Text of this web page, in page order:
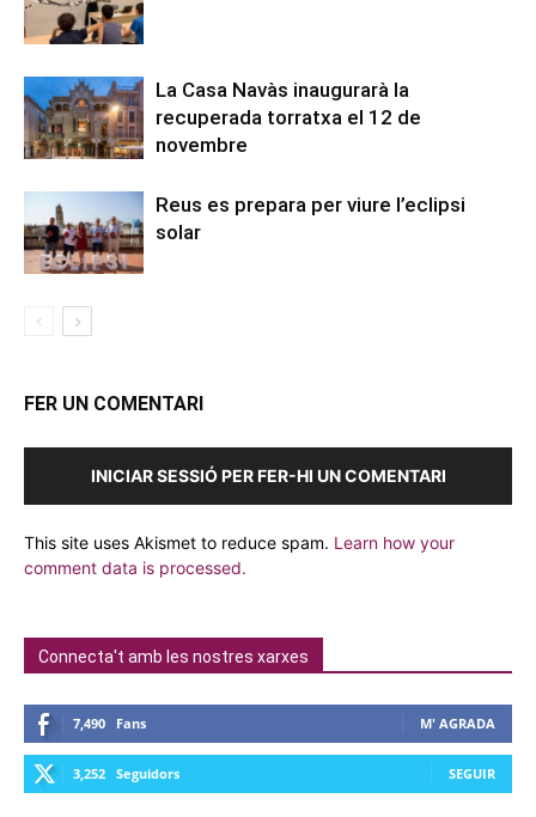
La Casa Navàs inaugurarà la
recuperada torratxa el 12 de
novembre
Reus es prepara per viure l’eclipsi
solar
FER UN COMENTARI
INICIAR SESSIÓ PER FER-HI UN COMENTARI
This site uses Akismet to reduce spam. Learn how your
comment data is processed.
Connecta't amb les nostres xarxes
7,490 Fans M' AGRADA
3,252 Seguidors SEGUIR